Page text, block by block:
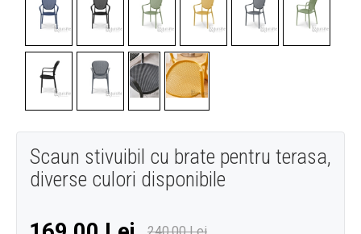
Scaun stivuibil cu brate pentru terasa,
diverse culori disponibile